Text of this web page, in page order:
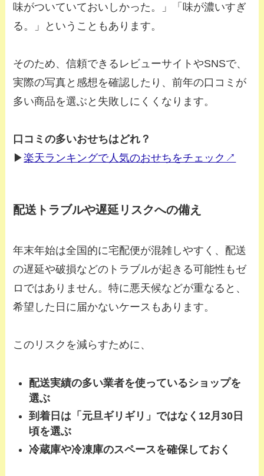
味がついていておいしかった。」「味が濃いすぎ
る。」ということもあります。
そのため、信頼できるレビューサイトやSNSで、
実際の写真と感想を確認したり、前年の口コミが
多い商品を選ぶと失敗しにくくなります。
口コミの多いおせちはどれ？
▶楽天ランキングで人気のおせちをチェック↗
配送トラブルや遅延リスクへの備え
年末年始は全国的に宅配便が混雑しやすく、配送
の遅延や破損などのトラブルが起きる可能性もゼ
ロではありません。特に悪天候などが重なると、
希望した日に届かないケースもあります。
このリスクを減らすために、
配送実績の多い業者を使っているショップを
選ぶ
到着日は「元旦ギリギリ」ではなく12月30日
頃を選ぶ
冷蔵庫や冷凍庫のスペースを確保しておく